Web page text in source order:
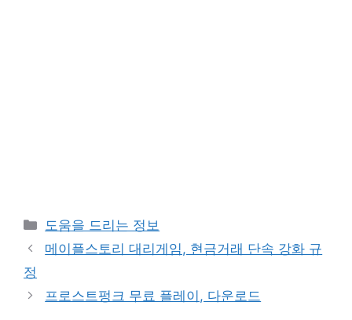
카
테
도움을 드리는 정보
메이플스토리 대리게임, 현금거래 단속 강화 규
정
프로스트펑크 무료 플레이, 다운로드